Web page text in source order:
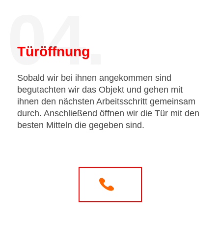
04.
Türöffnung
Sobald wir bei ihnen angekommen sind
begutachten wir das Objekt und gehen mit
ihnen den nächsten Arbeitsschritt gemeinsam
durch. Anschließend öffnen wir die Tür mit den
besten Mitteln die gegeben sind.